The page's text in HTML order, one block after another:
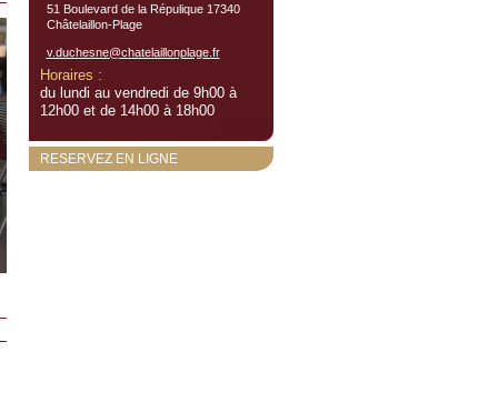
51 Boulevard de la Répulique 17340
Châtelaillon-Plage
v.duchesne@chatelaillonplage.fr
Horaires :
du lundi au vendredi de 9h00 à
12h00 et de 14h00 à 18h00
RESERVEZ EN LIGNE